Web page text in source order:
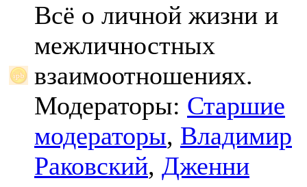
Всё о личной жизни и
межличностных
взаимоотношениях.
Модераторы: Старшие
модераторы, Владимир
Раковский, Дженни